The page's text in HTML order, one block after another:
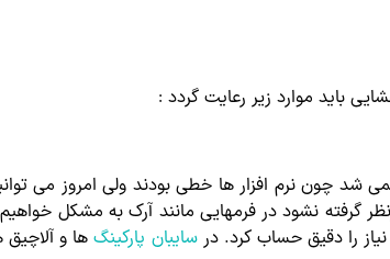
باید موارد زیر رعایت گردد :
چون نرم افزار ها خطی بودند ولی امروز می
گرفته نشود در فرمهایی مانند آرک به مشکل
را دقیق حساب کرد. درسایبان پارکینگها و آلاچیق